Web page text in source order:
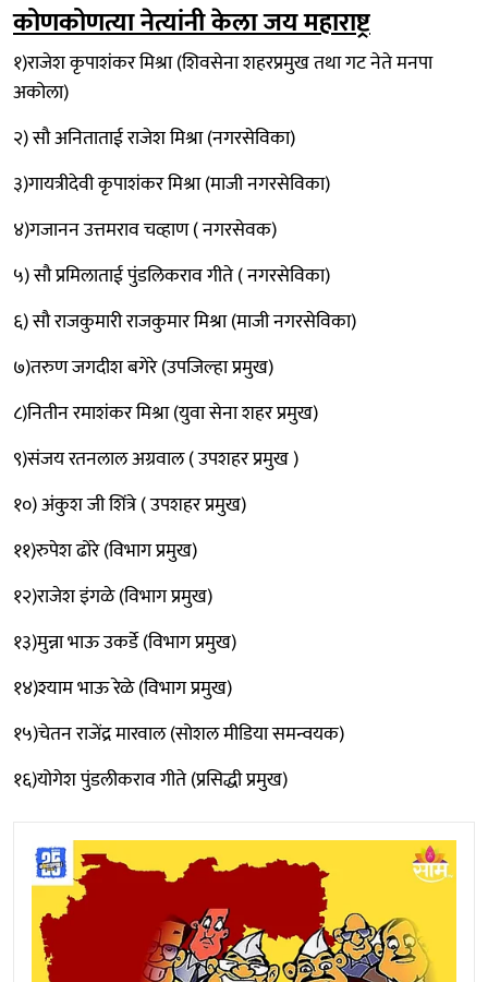
कोणकोणत्या नेत्यांनी केला जय महाराष्ट्र
१)राजेश कृपाशंकर मिश्रा (शिवसेना शहरप्रमुख तथा गट नेते मनपा
अकोला)
२) सौ अनिताताई राजेश मिश्रा (नगरसेविका)
३)गायत्रीदेवी कृपाशंकर मिश्रा (माजी नगरसेविका)
४)गजानन उत्तमराव चव्हाण ( नगरसेवक)
५) सौ प्रमिलाताई पुंडलिकराव गीते ( नगरसेविका)
६) सौ राजकुमारी राजकुमार मिश्रा (माजी नगरसेविका)
७)तरुण जगदीश बगेरे (उपजिल्हा प्रमुख)
८)नितीन रमाशंकर मिश्रा (युवा सेना शहर प्रमुख)
९)संजय रतनलाल अग्रवाल ( उपशहर प्रमुख )
१०) अंकुश जी शिंत्रे ( उपशहर प्रमुख)
११)रुपेश ढोरे (विभाग प्रमुख)
१२)राजेश इंगळे (विभाग प्रमुख)
१३)मुन्ना भाऊ उकर्डे (विभाग प्रमुख)
१४)श्याम भाऊ रेळे (विभाग प्रमुख)
१५)चेतन राजेंद्र मारवाल (सोशल मीडिया समन्वयक)
१६)योगेश पुंडलीकराव गीते (प्रसिद्धी प्रमुख)